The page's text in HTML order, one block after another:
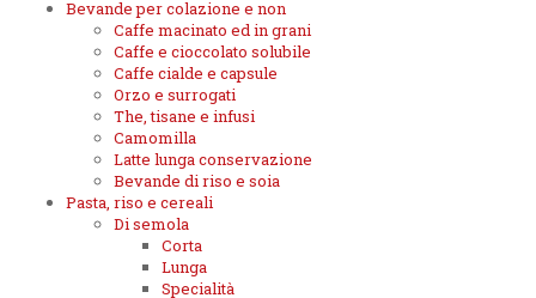
Bevande per colazione e non
Caffe macinato ed in grani
Caffe e cioccolato solubile
Caffe cialde e capsule
Orzo e surrogati
The, tisane e infusi
Camomilla
Latte lunga conservazione
Bevande di riso e soia
Pasta, riso e cereali
Di semola
Corta
Lunga
Specialità